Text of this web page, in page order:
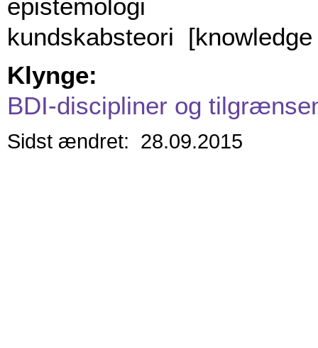
epistemologi
kundskabsteori
Klynge:
BDI-discipliner og
Sidst ændret: 28.09.2015